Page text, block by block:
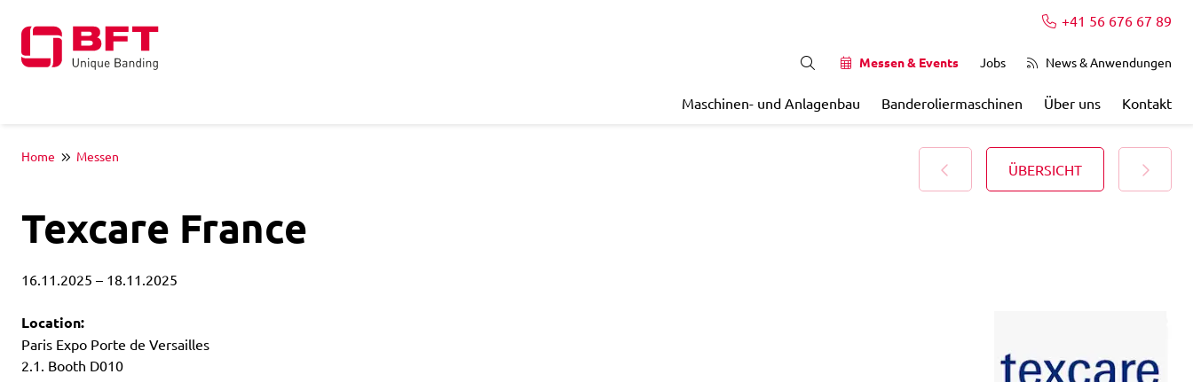
+41 56 676 67 89
Messen & Events Jobs News & Anwendungen
Maschinen- und Anlagenbau Banderoliermaschinen Über uns Kontakt
Home Messen
ÜBERSICHT
Texcare France
16.11.2025 – 18.11.2025
Location:
Paris Expo Porte de Versailles
2.1. Booth D010